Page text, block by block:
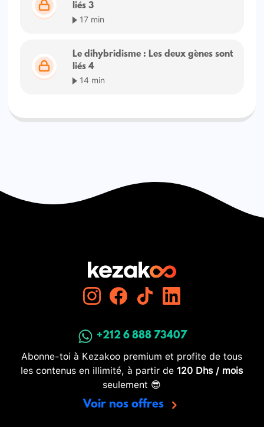
liés 3
17 min
Le dihybridisme : Les deux gènes sont
liés 4
14 min
+212 6 888 73407
Abonne-toi à Kezakoo premium et profite de tous
les contenus en illimité, à partir de 120 Dhs / mois
seulement 😎
Voir nos offres